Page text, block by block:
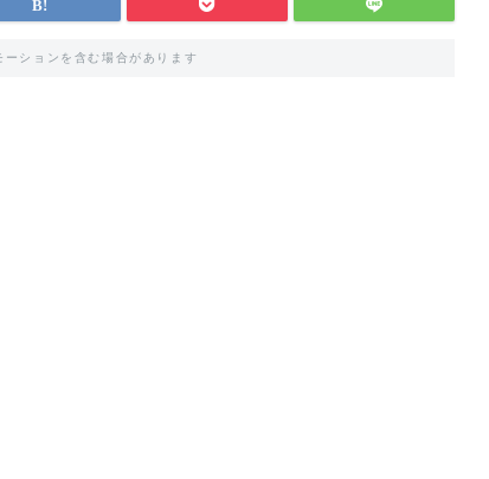
ーションを含む場合があります